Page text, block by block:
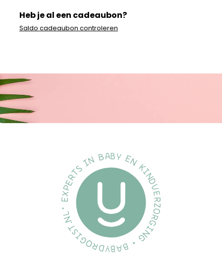
Heb je al een cadeaubon?
Saldo cadeaubon controleren